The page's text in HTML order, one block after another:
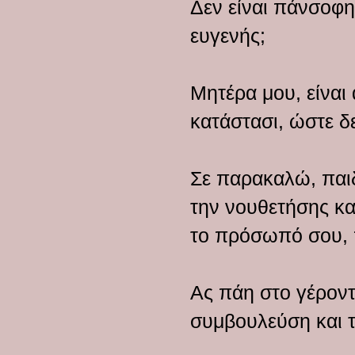
Δεν είναι
ευγενής;
Μητέρα μου, είναι
κατάστασι, ώστε
Σε παρακαλώ,
την νουθετήσης
το πρόσωπό σου,
Ας πάη στο
συμβουλεύση και